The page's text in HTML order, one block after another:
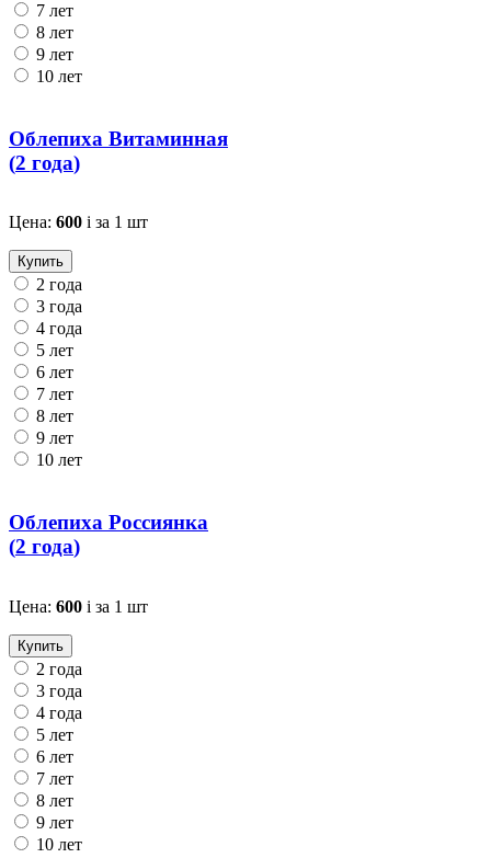
7 лет
8 лет
9 лет
10 лет
Облепиха Витаминная
(2 года)
Цена: 600 i за 1 шт
Купить
2 года
3 года
4 года
5 лет
6 лет
7 лет
8 лет
9 лет
10 лет
Облепиха Россиянка
(2 года)
Цена: 600 i за 1 шт
Купить
2 года
3 года
4 года
5 лет
6 лет
7 лет
8 лет
9 лет
10 лет